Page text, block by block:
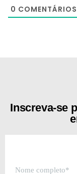
0 COMENTÁRIOS
Inscreva-se